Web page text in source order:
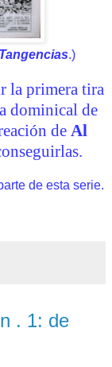
Tangencias.)
la primera tira
dominical de
de Al
de esta serie.
. 1: de